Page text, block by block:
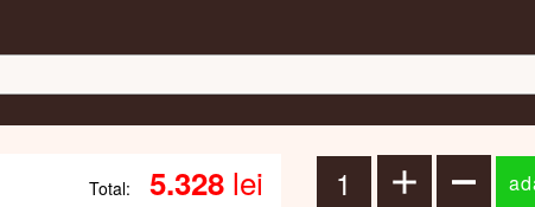
Total: 5.328lei